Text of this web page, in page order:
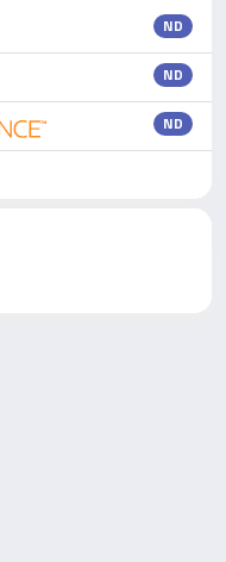
ND
ND
ND